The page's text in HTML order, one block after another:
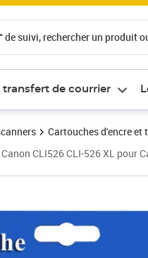
de suivi, rechercher un produit
transfert de courrier
Cartouches d'encre et
CLI526 CLI-526 XL